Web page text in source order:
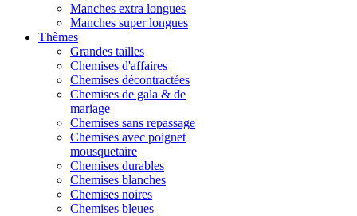
Manches extra longues
Manches super longues
Thèmes
Grandes tailles
Chemises d'affaires
Chemises décontractées
Chemises de gala & de
mariage
Chemises sans repassage
Chemises avec poignet
mousquetaire
Chemises durables
Chemises blanches
Chemises noires
Chemises bleues